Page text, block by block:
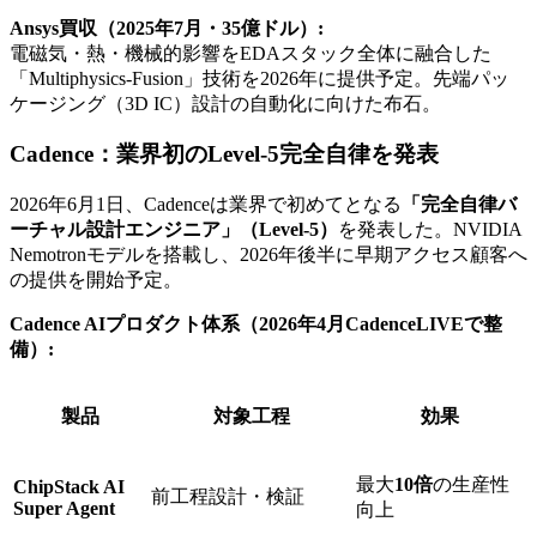
Ansys買収（2025年7月・35億ドル）:
電磁気・熱・機械的影響をEDAスタック全体に融合した
「Multiphysics-Fusion」技術を2026年に提供予定。先端パッ
ケージング（3D IC）設計の自動化に向けた布石。
Cadence：業界初のLevel-5完全自律を発表
2026年6月1日、Cadenceは業界で初めてとなる
「完全自律バ
ーチャル設計エンジニア」（Level-5）
を発表した。NVIDIA
Nemotronモデルを搭載し、2026年後半に早期アクセス顧客へ
の提供を開始予定。
Cadence AIプロダクト体系（2026年4月CadenceLIVEで整
備）:
製品 対象工程 効果
ChipStack AI
Super Agent
前工程設計・検証
最大10倍の生産性
向上